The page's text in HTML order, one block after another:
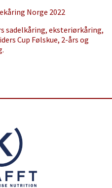
Norge 2022
sadelkåring, eksteriørkåring,
Cup Følskue, 2-års og